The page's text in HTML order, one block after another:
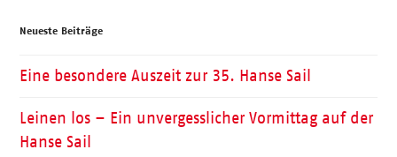
Neueste Beiträge
Eine besondere Auszeit zur 35. Hanse Sail
Leinen los – Ein unvergesslicher Vormittag auf der
Hanse Sail